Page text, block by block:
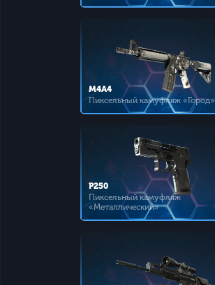
M4A4
Пиксельный камуфляж «Город»
P250
Пиксельный камуфляж
«Металлический»